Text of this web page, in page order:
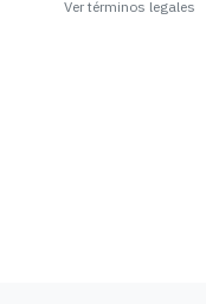
Ver términos legales